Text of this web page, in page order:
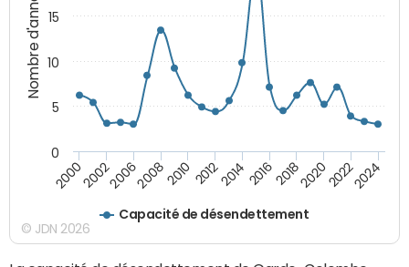
Nombre d'années
Capacité de désendettement
20002002200620082010 2012201420162018202020222024
0
5
10
15
© JDN 2026